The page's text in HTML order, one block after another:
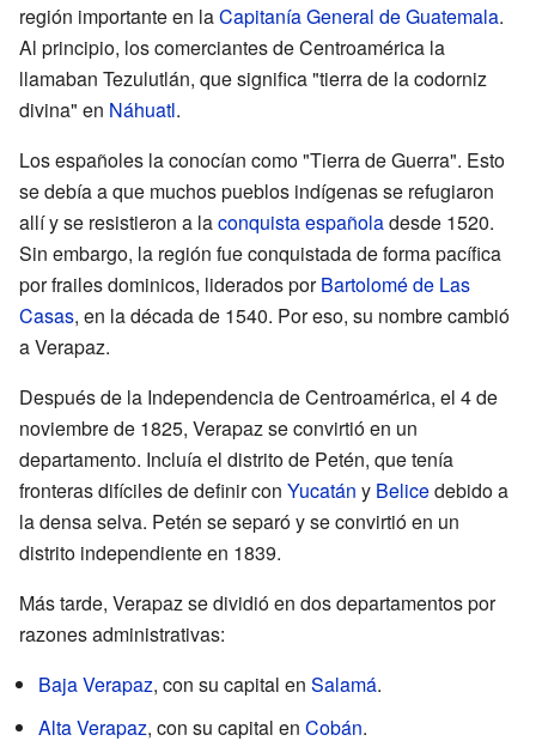
región importante en laCapitanía General de Guatemala.
Al principio, los comerciantes de Centroamérica la
llamaban Tezulutlán, que significa "tierra de la codorniz
divina" en Náhuatl.
Los españoles la conocían como "Tierra de Guerra". Esto
se debía a que muchos pueblos indígenas se refugiaron
allí y se resistieron a laconquista españoladesde 1520.
Sin embargo, la región fue conquistada de forma pacífica
por frailes dominicos, liderados porBartolomé de Las
Casas, en la década de 1540. Por eso, su nombre cambió
a Verapaz.
Después de la Independencia de Centroamérica, el 4 de
noviembre de 1825, Verapaz se convirtió en un
departamento. Incluía el distrito de Petén, que tenía
fronteras difíciles de definir con Yucatán y Belicedebido a
la densa selva. Petén se separó y se convirtió en un
distrito independiente en 1839.
Más tarde, Verapaz se dividió en dos departamentos por
razones administrativas:
Baja Verapaz, con su capital en Salamá.
Alta Verapaz, con su capital en Cobán.